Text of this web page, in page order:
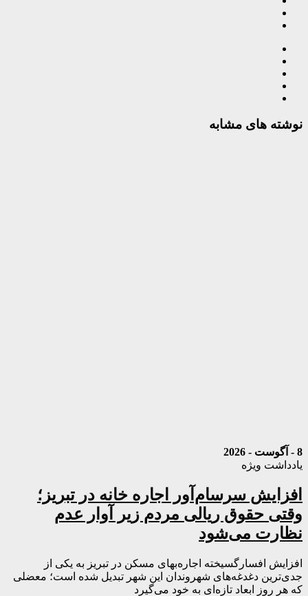
نوشته های مشابه
8 - آگوست - 2026
یادداشت ویژه
افزایش سرسام‌آور اجاره خانه در تبریز؛
وقتی حقوق ریالی مردم زیر آوار عدم
نظارت می‌شود
افزایش افسارگسیخته اجاره‌بهای مسکن در تبریز به یکی از
جدی‌ترین دغدغه‌های شهروندان این شهر تبدیل شده است؛ معضلی
که هر روز ابعاد تازه‌ای به خود می‌گیرد